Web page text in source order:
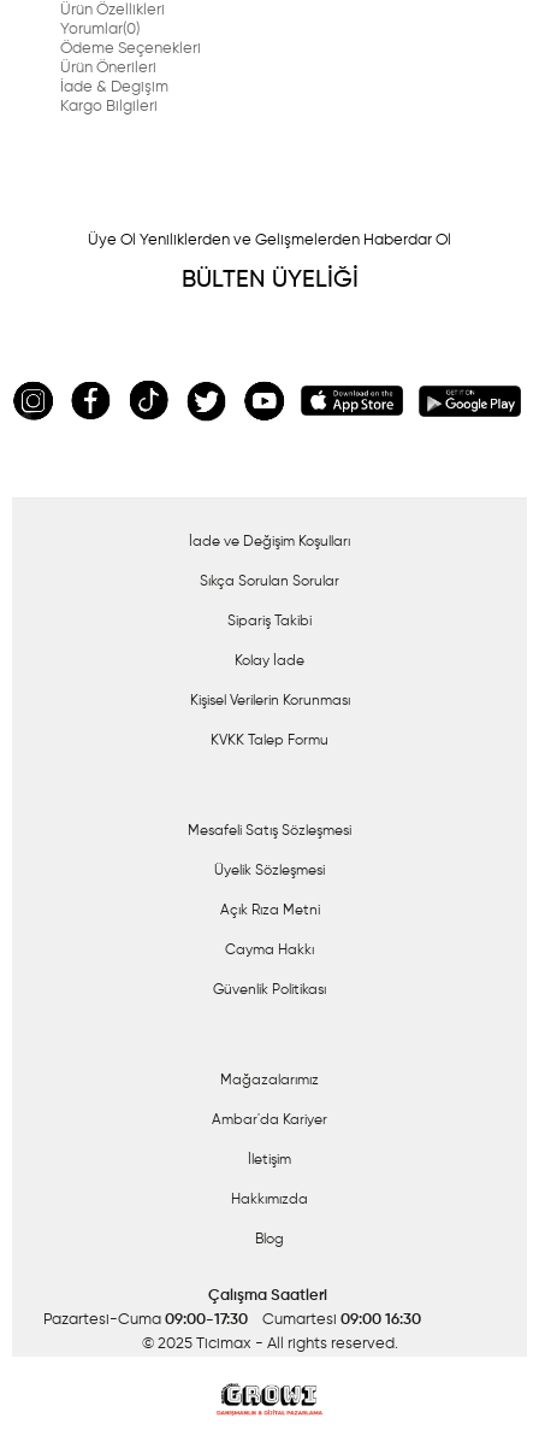
Ürün Özellikleri
Yorumlar(0)
Ödeme Seçenekleri
Ürün Önerileri
İade & Degişim
Kargo Bilgileri
Üye Ol Yeniliklerden ve Gelişmelerden Haberdar Ol
BÜLTEN ÜYELİĞİ
İade ve Değişim Koşulları
Sıkça Sorulan Sorular
Sipariş Takibi
Kolay İade
Kişisel Verilerin Korunması
KVKK Talep Formu
Mesafeli Satış Sözleşmesi
Üyelik Sözleşmesi
Açık Rıza Metni
Cayma Hakkı
Güvenlik Politikası
Mağazalarımız
Ambar'da Kariyer
İletişim
Hakkımızda
Blog
Çalışma Saatleri
Pazartesi-Cuma 09:00-17:30 Cumartesi 09:00 16:30
© 2025 Ticimax - All rights reserved.